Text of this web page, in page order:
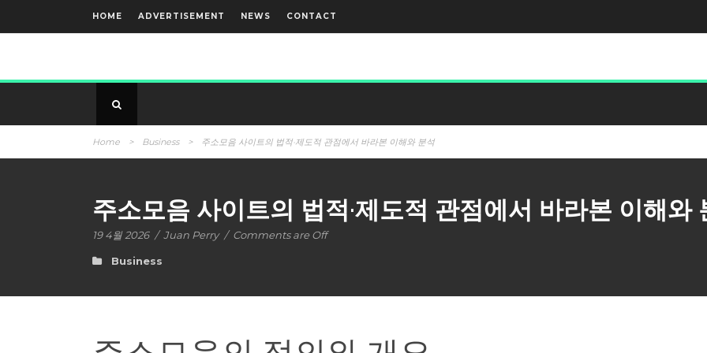
HOME ADVERTISEMENT NEWS CONTACT
Home > Business > 주소모음 사이트의 법적·제도적 관점에서 바라본 이해와 분석
주소모음 사이트의 법적·제도적 관점에서 바라본 이해와
19 4월 2026 / Juan Perry / Comments are Off
Business